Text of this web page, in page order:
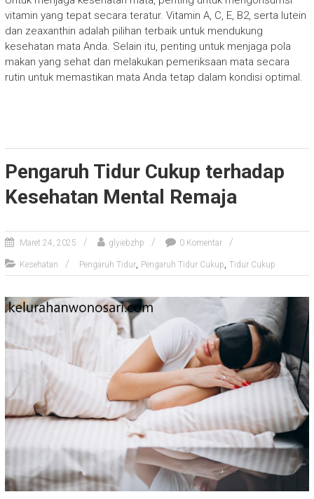
vitamin yang tepat secara teratur. Vitamin A, C, E, B2, serta lutein
dan zeaxanthin adalah pilihan terbaik untuk mendukung
kesehatan mata Anda. Selain itu, penting untuk menjaga pola
makan yang sehat dan melakukan pemeriksaan mata secara
rutin untuk memastikan mata Anda tetap dalam kondisi optimal.
Pengaruh Tidur Cukup terhadap
Kesehatan Mental Remaja
Maret 24, 2025 glyiebzhp 0 Komentar
Kesehatan Pengaruh Tidur, Pengaruh Tidur Cukup, Tidur Cukup